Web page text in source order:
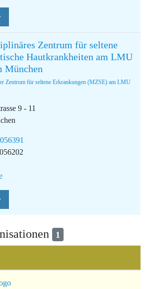
Zentrum für seltene
Hautkrankheiten am LMU
München
Zentrum für seltene Erkrankungen (MZSE) am LMU
9 - 11
1